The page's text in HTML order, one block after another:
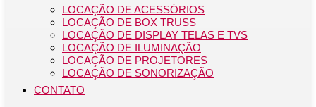
LOCAÇÃO DE ACESSÓRIOS
LOCAÇÃO DE BOX TRUSS
LOCAÇÃO DE DISPLAY TELAS E TVS
LOCAÇÃO DE ILUMINAÇÃO
LOCAÇÃO DE PROJETORES
LOCAÇÃO DE SONORIZAÇÃO
CONTATO